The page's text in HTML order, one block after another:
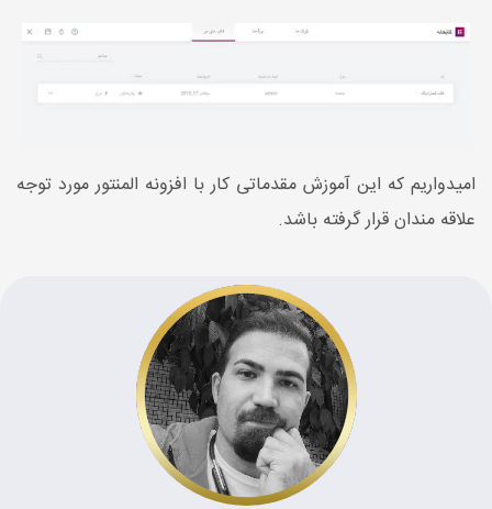
امیدواریم که این آموزش مقدماتی کار با افزونه المنتور مورد توجه
علاقه مندان قرار گرفته باشد.